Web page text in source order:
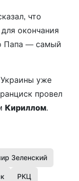
что
окончания
Папа — самый
уже
провел
Кириллом.
Зеленский
РКЦ